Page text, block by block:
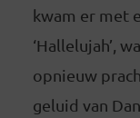
kwam er met
‘Hallelujah’,
opnieuw
geluid van